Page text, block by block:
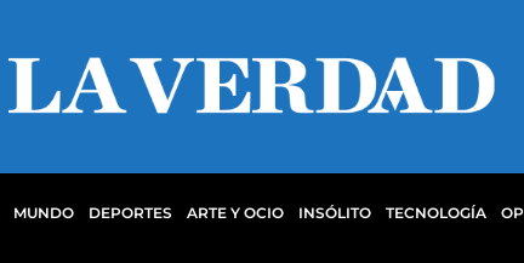
MUNDO DEPORTES ARTE Y OCIO INSÓLITO TECNOLOGÍA